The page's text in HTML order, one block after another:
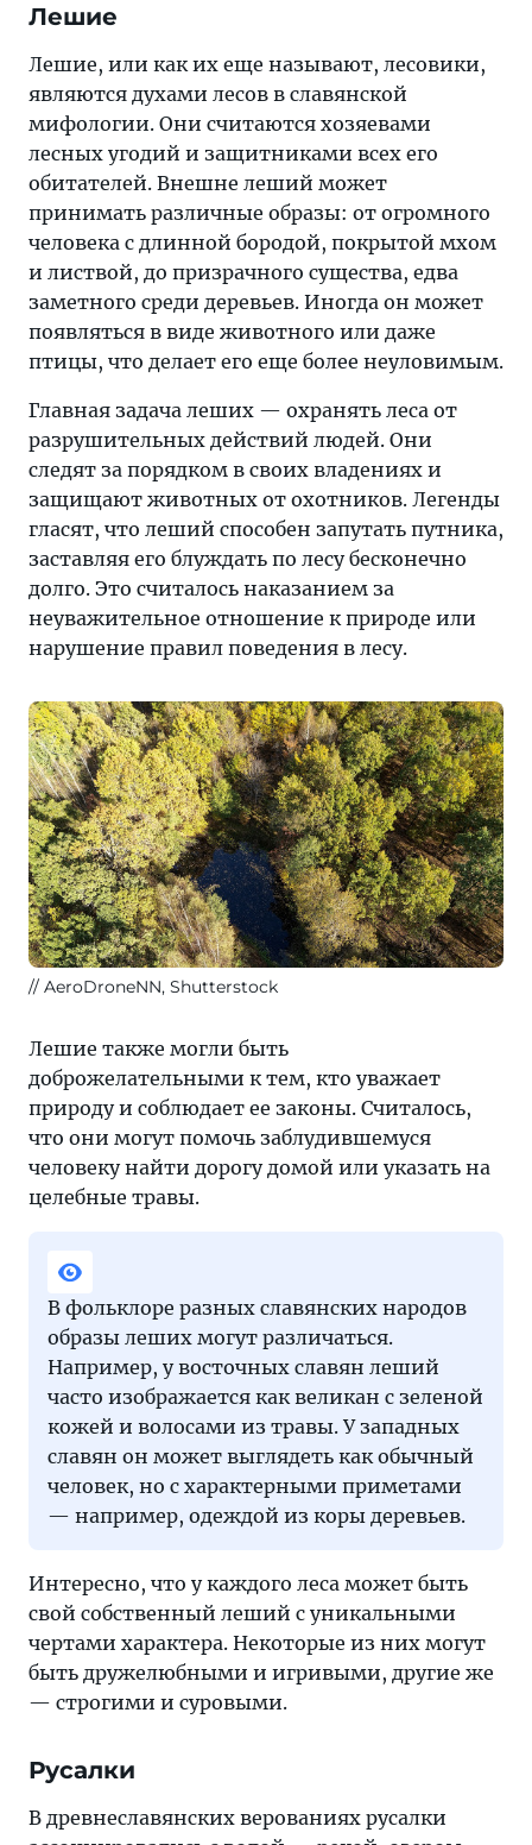
Лешие
Лешие, или как их еще называют, лесовики,
являются духами лесов в славянской
мифологии. Они считаются хозяевами
лесных угодий и защитниками всех его
обитателей. Внешне леший может
принимать различные образы: от огромного
человека с длинной бородой, покрытой мхом
и листвой, до призрачного существа, едва
заметного среди деревьев. Иногда он может
появляться в виде животного или даже
птицы, что делает его еще более неуловимым.
Главная задача леших — охранять леса от
разрушительных действий людей. Они
следят за порядком в своих владениях и
защищают животных от охотников. Легенды
гласят, что леший способен запутать путника,
заставляя его блуждать по лесу бесконечно
долго. Это считалось наказанием за
неуважительное отношение к природе или
нарушение правил поведения в лесу.
AeroDroneNN, Shutterstock
Лешие также могли быть
доброжелательными к тем, кто уважает
природу и соблюдает ее законы. Считалось,
что они могут помочь заблудившемуся
человеку найти дорогу домой или указать на
целебные травы.
В фольклоре разных славянских народов
образы леших могут различаться.
Например, у восточных славян леший
часто изображается как великан с зеленой
кожей и волосами из травы. У западных
славян он может выглядеть как обычный
человек, но с характерными приметами
— например, одеждой из коры деревьев.
Интересно, что у каждого леса может быть
свой собственный леший с уникальными
чертами характера. Некоторые из них могут
быть дружелюбными и игривыми, другие же
— строгими и суровыми.
Русалки
В древнеславянских верованиях русалки